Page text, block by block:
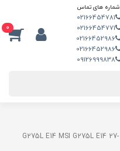
شماره های تماس
02166454781
02166454771
02166452986
02166452986
09126999838
0
مانیتور گیمینگ 27 اینچ ام اس آی مدل G275L E14 MSI G275L E14 27-